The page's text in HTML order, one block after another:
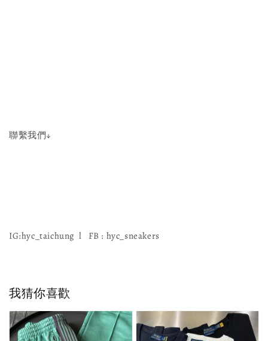
聯繫我們↓
IG:hyc_taichung l FB : hyc_sneakers
我猜你喜歡